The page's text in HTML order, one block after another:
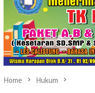
Home Hukum